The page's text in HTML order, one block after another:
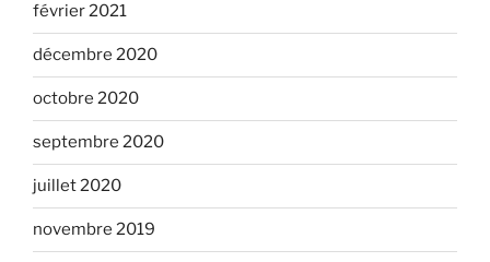
février 2021
décembre 2020
octobre 2020
septembre 2020
juillet 2020
novembre 2019